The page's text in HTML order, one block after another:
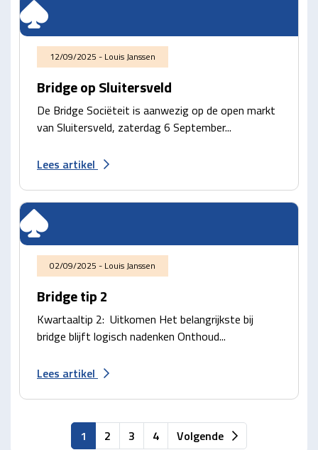
12/09/2025 - Louis Janssen
Bridge op Sluitersveld
De Bridge Sociëteit is aanwezig op de open markt
van Sluitersveld, zaterdag 6 September...
Lees artikel
02/09/2025 - Louis Janssen
Bridge tip 2
Kwartaaltip 2: Uitkomen Het belangrijkste bij
bridge blijft logisch nadenken Onthoud...
Lees artikel
1 2 3 4 Volgende